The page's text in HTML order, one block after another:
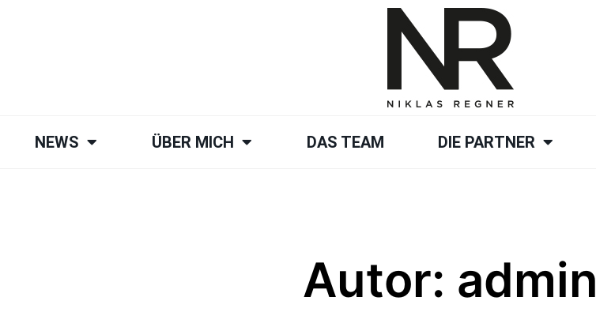
NEWS ÜBER MICH DAS TEAM DIE PARTNER
Autor: admin